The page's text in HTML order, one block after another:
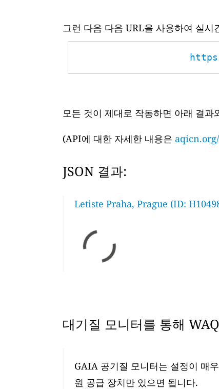
그런 다음 다음 URL을 사용하여 실
모든 것이 제대로 작동하면 아래 결
(API에 대한 자세한 내용은
JSON 결과:
Letiste Praha, Prague (ID:
대기질 모니터를 통해
GAIA 공기질 모니터는 설정이 매
원 공급 장치만 있으면 됩니다.